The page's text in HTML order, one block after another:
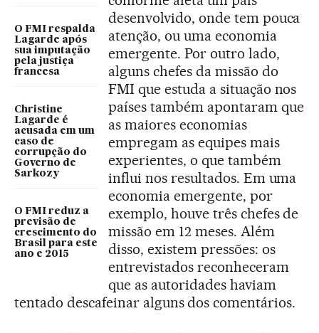
O FMI respalda
Lagarde após
sua imputação
pela justiça
francesa
Christine
Lagarde é
acusada em um
caso de
corrupção do
Governo de
Sarkozy
O FMI reduz a
previsão de
crescimento do
Brasil para este
ano e 2015
desenvolvido, onde tem pouca
atenção, ou uma economia
emergente. Por outro lado,
alguns chefes da missão do
FMI que estuda a situação nos
países também apontaram que
as maiores economias
empregam as equipes mais
experientes, o que também
influi nos resultados. Em uma
economia emergente, por
exemplo, houve três chefes de
missão em 12 meses. Além
disso, existem pressões: os
entrevistados reconheceram
que as autoridades haviam
tentado descafeinar alguns dos comentários.